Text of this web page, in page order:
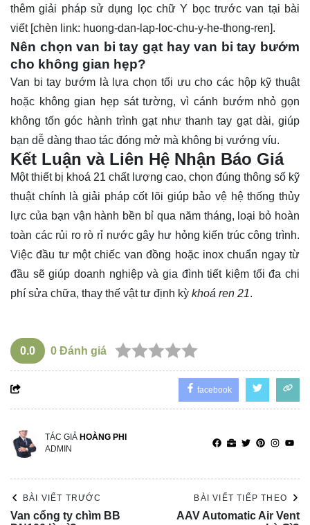
thêm giải pháp sử dụng lọc chữ Y bọc trước van tại bài
viết [chèn link: huong-dan-lap-loc-chu-y-he-thong-ren].
Nên chọn van bi tay gạt hay van bi tay bướm
cho không gian hẹp?
Van bi tay bướm là lựa chọn tối ưu cho các hộp kỹ thuật
hoặc không gian hẹp sát tường, vì cánh bướm nhỏ gọn
không tốn góc hành trình gạt như thanh tay gạt dài, giúp
bạn dễ dàng thao tác đóng mở mà không bị vướng víu.
Kết Luận và Liên Hệ Nhận Báo Giá
Một thiết bị khoá 21 chất lượng cao, chọn đúng thông số kỹ
thuật chính là giải pháp cốt lõi giúp bảo vệ hệ thống thủy
lực của bạn vận hành bền bỉ qua năm tháng, loại bỏ hoàn
toàn các rủi ro rò rỉ nước gây hư hỏng kiến trúc công trình.
Việc đầu tư một chiếc van đồng hoặc inox chuẩn ngay từ
đầu sẽ giúp doanh nghiệp và gia đình tiết kiệm tối đa chi
phí sửa chữa, thay thế vật tư định kỳ khoá ren 21.
0.0 0 Đánh giá
facebook
TÁC GIẢ HOÀNG PHI
ADMIN
BÀI VIẾT TRƯỚC
Van cổng ty chìm BB
BÀI VIẾT TIẾP THEO
AAV Automatic Air Vent